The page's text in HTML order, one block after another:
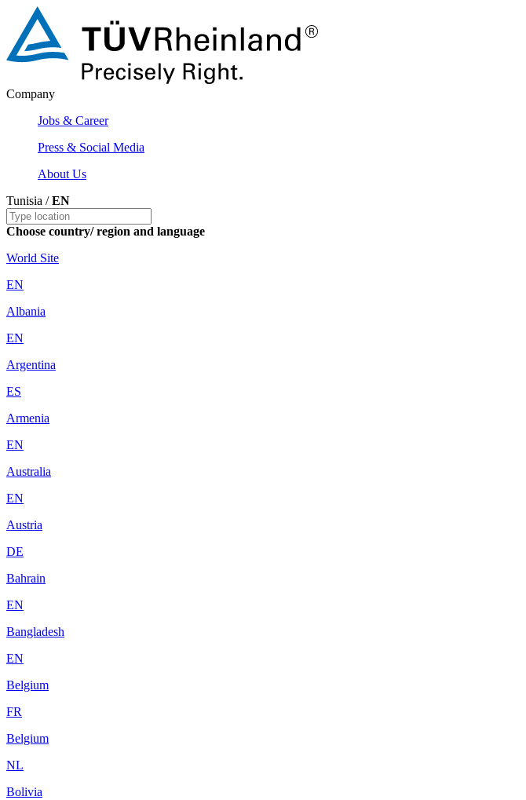
Company
Jobs & Career
Press & Social Media
About Us
Tunisia /EN
Choose country/ region and language
World Site
EN
Albania
EN
Argentina
ES
Armenia
EN
Australia
EN
Austria
DE
Bahrain
EN
Bangladesh
EN
Belgium
FR
Belgium
NL
Bolivia